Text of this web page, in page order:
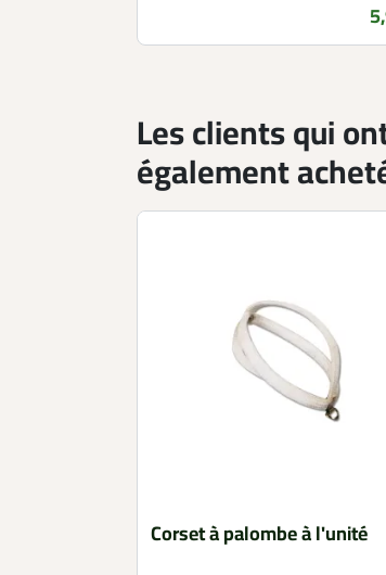
Les clients qui
également
Corset à palombe à l'unité